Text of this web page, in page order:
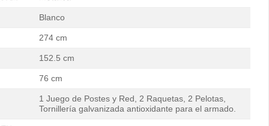
Blanco
274 cm
152.5 cm
76 cm
1 Juego de Postes y Red, 2 Raquetas, 2 Pelotas,
Tornillería galvanizada antioxidante para el armado.